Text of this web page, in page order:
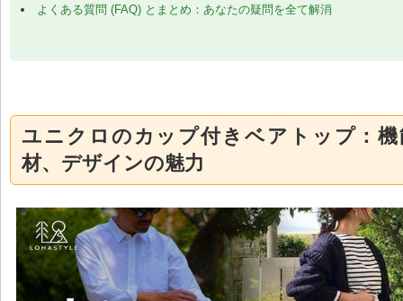
よくある質問 (FAQ) とまとめ：あなたの疑問を全て解消
ユニクロのカップ付きベアトップ：機
材、デザインの魅力